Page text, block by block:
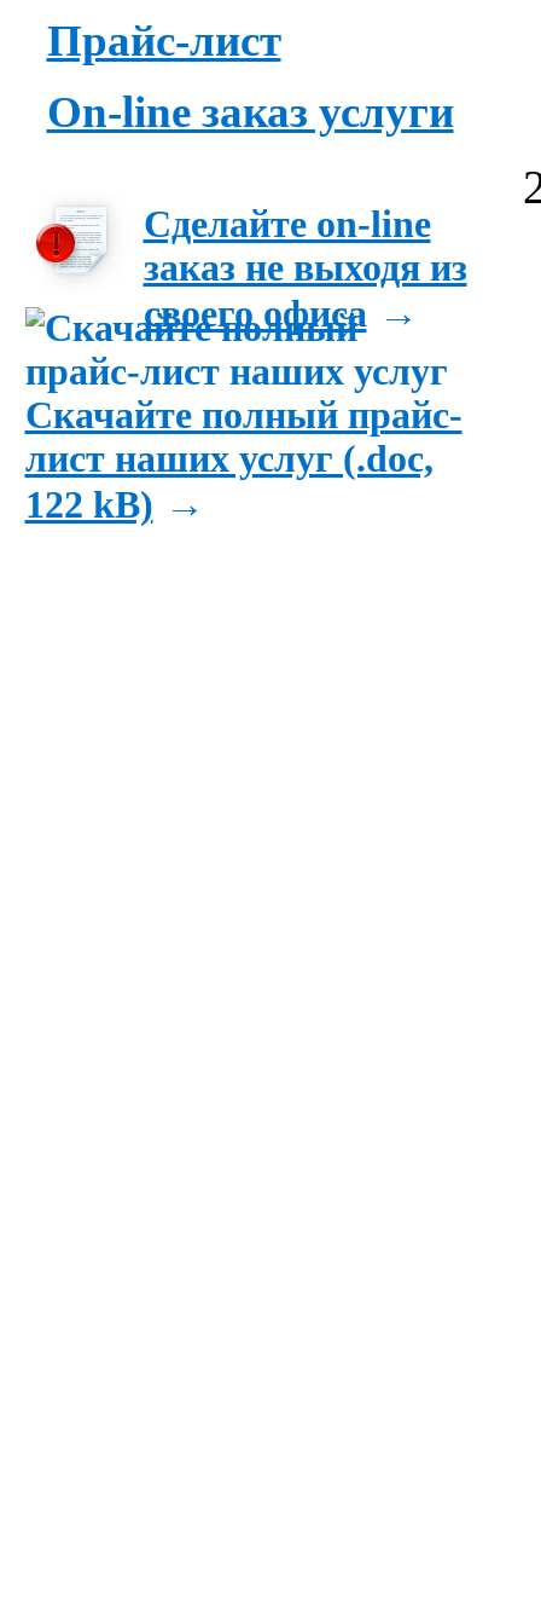
Прайс-лист
On-line заказ услуги
Сделайте on-line
заказ не выходя из
своего офиса →
Скачайте полный прайс-
лист наших услуг (.doc,
122 kB) →